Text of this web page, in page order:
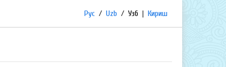
Рус / Uzb / Узб | Кириш